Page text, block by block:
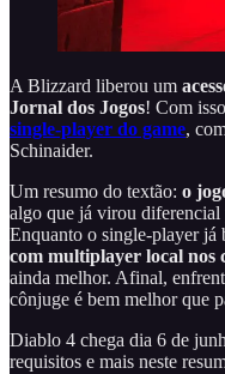
A Blizzard liberou um
Jornal dos Jogos! Com
single-player do game,
Schinaider.
Um resumo do textão: o
algo que já virou diferencial
Enquanto o single-player já
com multiplayer local nos
ainda melhor. Afinal,
cônjuge é bem melhor que
Diablo 4 chega dia 6 de
requisitos e mais neste